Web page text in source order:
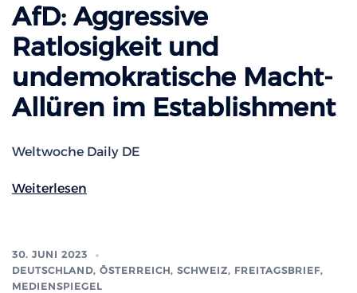
AfD: Aggressive
Ratlosigkeit und
undemokratische Macht-
Allüren im Establishment
Weltwoche Daily DE
Weiterlesen
30. JUNI 2023
DEUTSCHLAND, ÖSTERREICH, SCHWEIZ, FREITAGSBRIEF,
MEDIENSPIEGEL